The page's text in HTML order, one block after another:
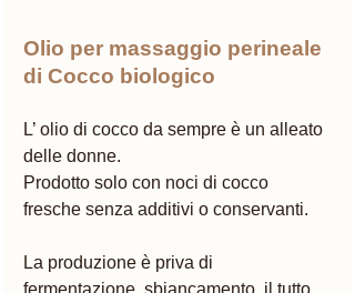
Olio per massaggio perineale
di Cocco biologico
L’ olio di cocco da sempre è un alleato
delle donne.
Prodotto solo con noci di cocco
fresche senza additivi o conservanti.
La produzione è priva di